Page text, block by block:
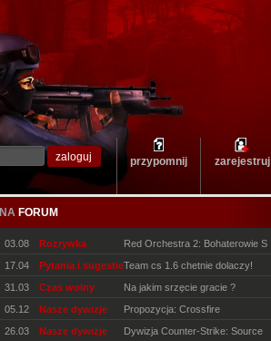
przypomnij zarejestruj
NA FORUM
03.08 Rozrywka Red Orchestra 2: Bohaterowie S
17.04 Pytania i sugestieTeam cs 1.6 chetnie dolaczy!
31.03 Czas wolny Na jakim srzęcie gracie ?
05.12 Nasze dywizje Propozycja: Crossfire
26.03 Nasze dywizje Dywizja Counter-Strike: Source